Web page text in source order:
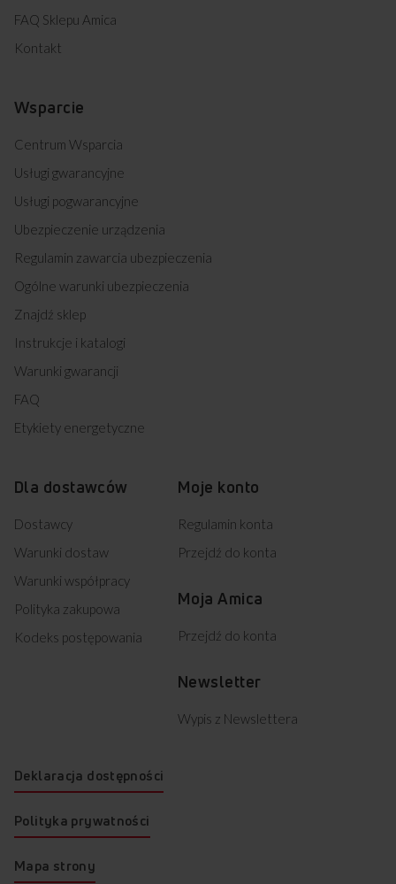
FAQ Sklepu Amica
Kontakt
Wsparcie
Centrum Wsparcia
Usługi gwarancyjne
Usługi pogwarancyjne
Ubezpieczenie urządzenia
Regulamin zawarcia ubezpieczenia
Ogólne warunki ubezpieczenia
Znajdź sklep
Instrukcje i katalogi
Warunki gwarancji
FAQ
Etykiety energetyczne
Dla dostawców
Dostawcy
Warunki dostaw
Warunki współpracy
Polityka zakupowa
Kodeks postępowania
Moje konto
Regulamin konta
Przejdź do konta
Moja Amica
Przejdź do konta
Newsletter
Wypis z Newslettera
Deklaracja dostępności
Polityka prywatności
Mapa strony